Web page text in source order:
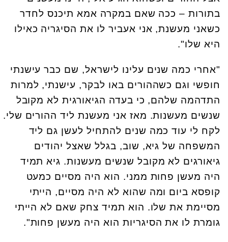
בתורות – ככה שאם במקרה אמא תיכנס לחדר
כשאני מעשנת, אני אעביר לו את הסיגריה כאילו
היא שלו".
"אחרי כמה שנים עלינו לישראל, שם כבר עישנתי
חופשי וגם כשההורים באו לבקר, עישנתי, למרות
התדהמה שלהם, כי בעדה הגיאורגית לא מקובל
שנשים מעשנות. מאז אני מעשנת ליד ההורים שלי.
לקח לי עוד כמה שנים להתחיל לעשן גם ליד
המשפחה של גיא, שוב, בגלל שאצל יהודים
גיאורגים לא מקובל שנשים מעשנות. גיא תמיד
היה מעשן פחות ממני. הוא היה מסיים כמעט
קופסא ביום ומה שהוא לא היה מסיים, הייתי
מסיימת את שלו. הוא תמיד צחק שאם לא הייתי
גומרת לו את הסיגריות הוא היה מעשן פחות".